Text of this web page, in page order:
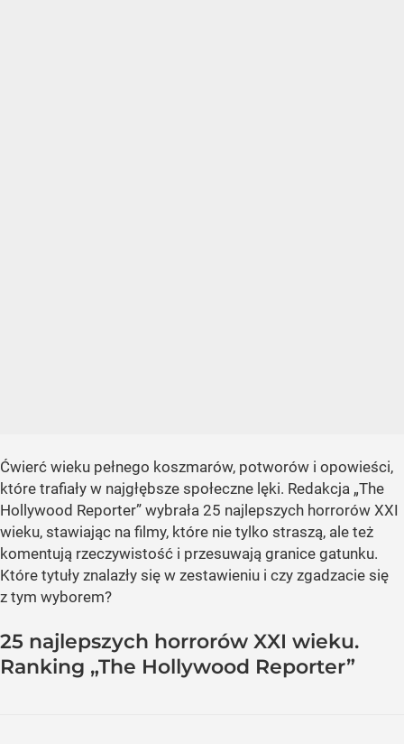
Ćwierć wieku pełnego koszmarów, potworów i opowieści,
które trafiały w najgłębsze społeczne lęki. Redakcja „The
Hollywood Reporter” wybrała 25 najlepszych horrorów XXI
wieku, stawiając na filmy, które nie tylko straszą, ale też
komentują rzeczywistość i przesuwają granice gatunku.
Które tytuły znalazły się w zestawieniu i czy zgadzacie się
z tym wyborem?
25 najlepszych horrorów XXI wieku.
Ranking „The Hollywood Reporter”